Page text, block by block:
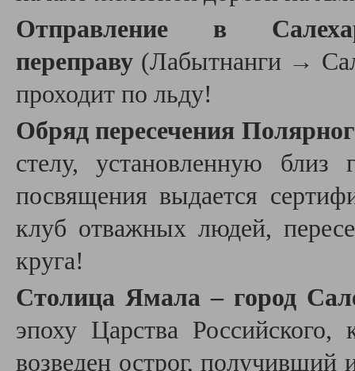
Отправление в
переправу (Лабытнанги →
проходит по льду!
Обряд пересечения
стелу, установленную
посвящения выдается
клуб отважных людей,
круга!
Столица Ямала – город
эпоху Царства
возведен острог, получивший